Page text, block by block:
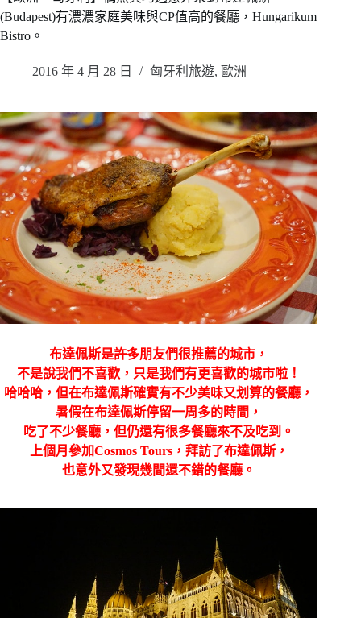
(Budapest)有濃濃家庭美味與CP值高的餐廳，Hungarikum
Bistro。
2016 年 4 月 28 日 匈牙利旅遊, 歐洲
布達佩斯是許多朋友們很推薦的城市，
不是說我們不喜歡，只是我們有更喜歡的城市啦！
哈哈哈，但在布達佩斯確實有不少美味又划算的餐廳，
暑假在布達佩斯停留一周多的時間，
吃了不少餐廳，但仍還有很多餐廳來不及吃到。
上個月參加Cosmos Tours，拜訪了布達佩斯，
也意外又發現幾間還不錯的餐廳。